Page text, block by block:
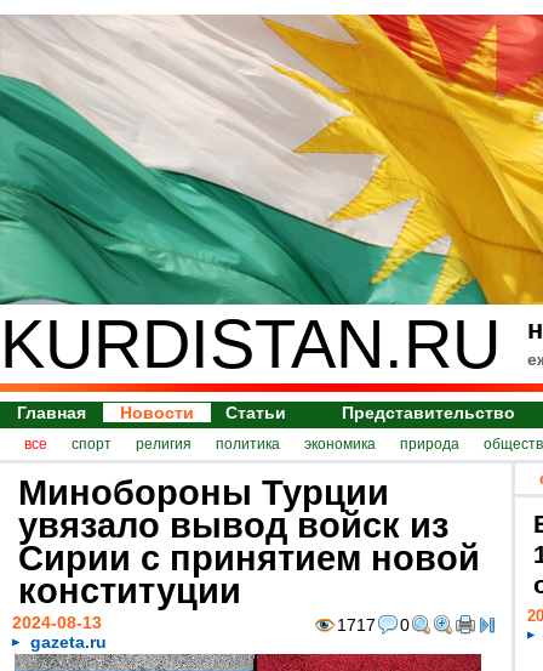
KURDISTAN.RU
Главная Новости Статьи Представительство
все спорт религия политика экономика природа
Минобороны Турции
увязало вывод войск из
Сирии с принятием новой
конституции
1717 0
2024-08-13
gazeta.ru